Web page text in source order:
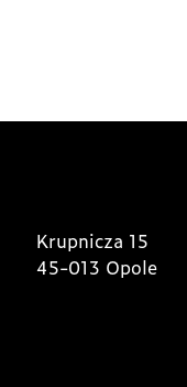
Krupnicza 15
45-013 Opole